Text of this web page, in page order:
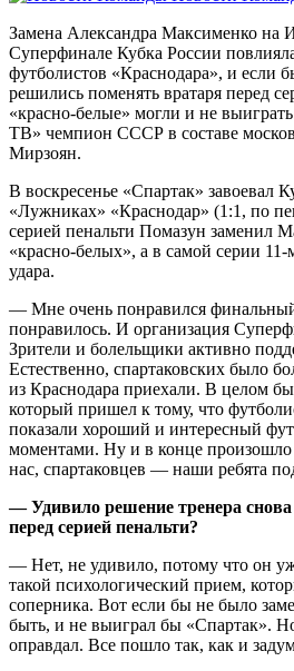
Замена Александра Максименко на
Суперфинале Кубка России
футболистов «Краснодара», и если
решились поменять вратаря перед
«красно‑белые» могли и не
ТВ» чемпион СССР в составе
Мирзоян.
В воскресенье «Спартак» завоевал
«Лужниках» «Краснодар» (1:1, по
серией пенальти Помазун заменил
«красно‑белых», а в самой серии
удара.
— Мне очень понравился
понравилось. И организация
Зрители и болельщики активно
Естественно, спартаковских было
из Краснодара приехали. В целом
который пришел к тому, что
показали хороший и интересный
моментами. Ну и в конце
нас, спартаковцев — наши ребята
— Удивило решение тренера
перед серией пенальти?
— Нет, не удивило, потому что он
такой психологический прием,
соперника. Вот если бы не было
быть, и не выиграл бы «Спартак». Но
оправдал. Все пошло так, как и